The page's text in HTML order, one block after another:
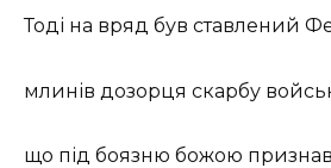
Тоді на вряд був ставлений
млинів дозорця скарбу
що під боязню божою